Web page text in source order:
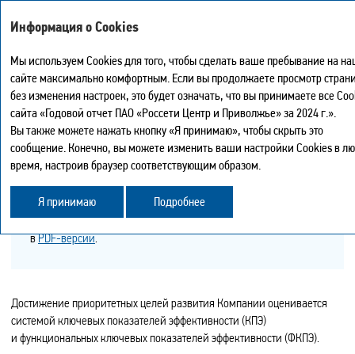
Версия для печати
Скачать PDF страницы
Центр загрузки
Карта сайта
История просмотра
Поделиться
Обратная связь
КЛЮЧЕВЫЕ ПОКАЗАТЕЛИ
ЭФФЕКТИВНОСТИ, ФУНКЦИОНАЛЬНЫЕ
КЛЮЧЕВЫЕ ПОКАЗАТЕЛИ
ЭФФЕКТИВНОСТИ
Подробнее о разделе «Ключевые показатели эффективности,
функциональные ключевые показатели эффективности»
вPDF-версии.
Достижение приоритетных целей развития Компании оценивается
системой ключевых показателей эффективности (КПЭ)
и функциональных ключевых показателей эффективности (ФКПЭ).
Информация о Cookies
Мы используем Cookies для того, чтобы сделать ваше пребывание на
сайте максимально комфортным. Если вы продолжаете просмотр
без изменения настроек, это будет означать, что вы принимаете все
сайта «Годовой отчет ПАО «Россети Центр и Приволжье» за 2024 г.».
Вы также можете нажать кнопку «Я принимаю», чтобы скрыть это
сообщение. Конечно, вы можете изменить ваши настройки Cookies в
время, настроив браузер соответствующим образом.
Я принимаю Подробнее